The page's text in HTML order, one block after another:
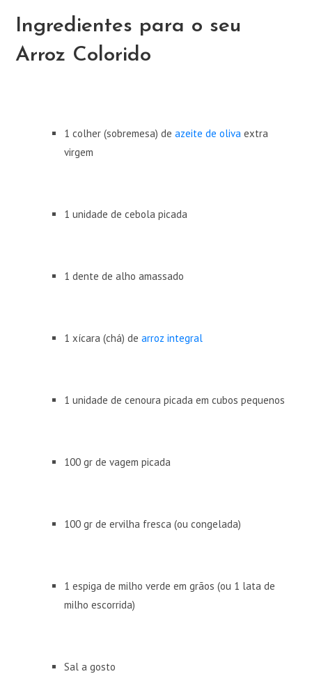
Ingredientes para o seu
Arroz Colorido
1 colher (sobremesa) deazeite de oliva extra
virgem
1 unidade de cebola picada
1 dente de alho amassado
1 xícara (chá) dearroz integral
1 unidade de cenoura picada em cubos pequenos
100 gr de vagem picada
100 gr de ervilha fresca (ou congelada)
1 espiga de milho verde em grãos (ou 1 lata de
milho escorrida)
Sal a gosto